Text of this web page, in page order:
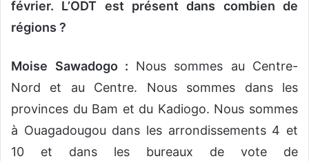
février. L’ODT est présent dans combien de
régions ?
Moise Sawadogo : Nous sommes au Centre-
Nord et au Centre. Nous sommes dans les
provinces du Bam et du Kadiogo. Nous sommes
à Ouagadougou dans les arrondissements 4 et
10 et dans les bureaux de vote de